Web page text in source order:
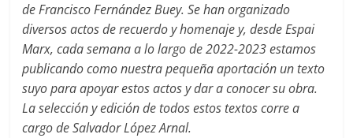
de Francisco Fernández Buey. Se han organizado
diversos actos de recuerdo y homenaje y, desde Espai
Marx, cada semana a lo largo de 2022-2023 estamos
publicando como nuestra pequeña aportación un texto
suyo para apoyar estos actos y dar a conocer su obra.
La selección y edición de todos estos textos corre a
cargo de Salvador López Arnal.